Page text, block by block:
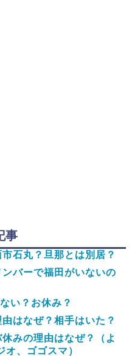
事
市石丸？旦那とは別居？
バーで福田がいないの
い？お休み？
はなぜ？相手はいた？
みの理由はなぜ？（よ
、ゴゴスマ）